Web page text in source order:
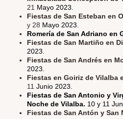
21 Mayo 2023.
Fiestas de San Esteban en
y 28 Mayo 2023.
Romería de San Adriano en
Fiestas de San Martiño en
2023.
Fiestas de San Andrés en
2023.
Fiestas en Goiriz de Vilalba
11 Junio 2023.
Fiestas de San Antonio y
Noche de Vilalba. 10 y 11
Fiestas de San Antón y